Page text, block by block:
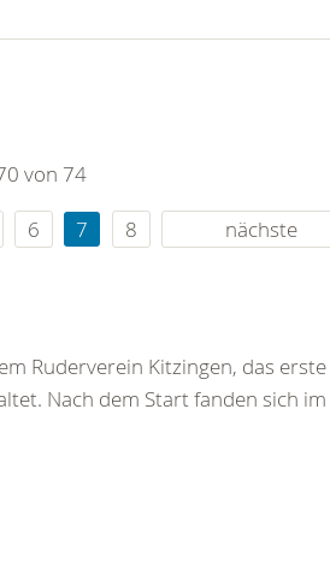
von 74
6 7 8 nächste
Ruderverein Kitzingen, das
Nach dem Start fanden sich im